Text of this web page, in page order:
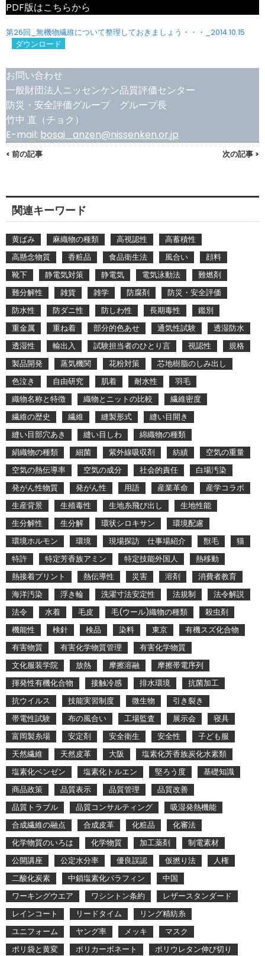
PDF版はこちらから
第26回_無機物繊維について整理しておきましょう・・・_2014.10.15
ダウンロード
お問い合わせ
一般財団法人ニッセンケン品質評価センター
防災・安全評価グループ グループ長
竹中 直（チョク）
E-mail: bosai_anzen@nissenken.or.jp
< 前の記事 次の記事 >
関連キーワード
黄ばみ 麻織物の種類 高視認性
高蓄積性
高懸念物質
香粧品 食品衛生法 風合い
顔料
靴下
静電気対策 静電気 電気泳動法
難燃剤
難分解性
雑貨 雑学 防腐剤
防災・安全評価
防水性
防ダニ性 防しわ性 長期毒性
鑑別
重金属
重ね着 部分的色あせ 通気性試験
透湿防水
透湿性
輸出入 試験担当者のひとり言 視認性
規格
製品開発
蒸気機関 花粉対策
芯地樹脂のしみ出し
色泣き
自由研究 肌着 耐水性
羽毛
織物名称と特徴
織物とニットの比較
繊維密度
繊維の歴史
繊維 縫製形式
縫い目開き
縫い目部穴あき
縫い目しわ
綿織物の種類
絹織物の種類
細菌 紫外線吸収剤 紡績
空気の重量
空気の熱伝導率
空気の成分 社会的責任
白場汚染
発がん性物質
発がん性 用語 産業革命
産学コラボ
生産背景
生殖毒性 生地糸飛び出し
生地性能
生分解性
生分解 環状シロキサン
環境配慮
環境ホルモン
環境 現場探訪 仕事場紹介 獣毛
猫
特許
特定芳香族アミン 特定技能外国人
熱移動
熱接着プリント
熱伝導性 災害 溶剤
消費者教育
海洋汚染
浮き輪 洗濯寸法安定性 法規制
法令解説
法令
水着 毛皮 毛(ウール)織物の種類
殺虫剤
機能性
検針 検品 染料 東京
有機スズ化合物
有害物質
有害化学物質管理
有害化学物質
文化服装学院
放熱 摩擦溶融
摩擦帯電序列
揮発性有機化合物
接触冷感 排水環境
抗菌加工
抗ウイルス
技能実習制度 微生物
引き裂き
帯電性試験
布の風合い 工場監査 展示会
寝具
富岡製糸場
安定剤 安全衛生 安全性
子ども服
天然繊維
天然皮革 大阪
塩素化芳香族炭化水素類
塩素化ベンゼン
塩素化トルエン 堅ろう度
基礎知識
商品政策
品質表示 品質管理
品質改善
品質トラブル
品質コンサルティング
吸湿発熱機能
合成繊維の融点
合成皮革 化粧品
化審法
化学物質のいろは
化学物質 加工薬剤
制電素材
公開講座
公定水分率 優良誤認 仮撚り法
人権
二酸化炭素
中鎖塩素化パラフィン
中国
ワーキングウエア
ワシントン条約
レザースタンダード
レインコート
リードタイム
リング精紡糸
ユニフォーム
ヤング率 メッキ
マスク
ポリ袋と黄変
ポリカーボネート ポリウレタン伸び切り